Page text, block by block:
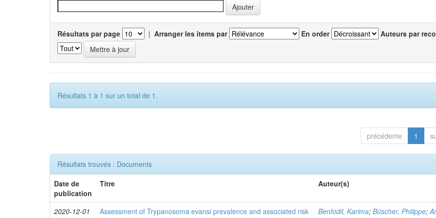
Résultats par page | Arranger les items par En order Auteurs par
Résultats 1 à 1 sur un total de 1.
précédente 1
Résultats trouvés : Documents
Date de
publication
Titre Auteur(s)
2020-12-01
Assessment of Trypanosoma evansi prevalence and associated risk
Benfodil, Karima;Büscher, Philippe;